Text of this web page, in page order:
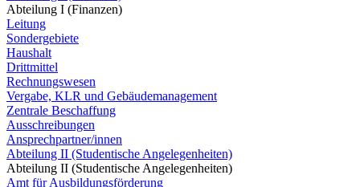
Abteilung I (Finanzen)
Leitung
Sondergebiete
Haushalt
Drittmittel
Rechnungswesen
Vergabe, KLR und Gebäudemanagement
Zentrale Beschaffung
Ausschreibungen
Ansprechpartner/innen
Abteilung II (Studentische Angelegenheiten)
Abteilung II (Studentische Angelegenheiten)
Amt für Ausbildungsförderung